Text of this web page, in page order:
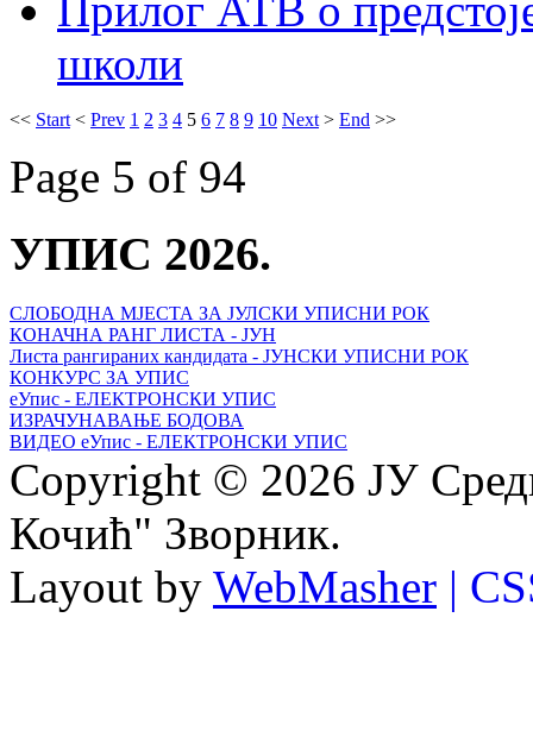
школи
<< Start < Prev 1 2 3 4 5 6 7 8 9 10 Next > End >>
Page 5 of 94
УПИС 2026.
СЛОБОДНА МЈЕСТА ЗА ЈУЛСКИ УПИСНИ РОК
КОНАЧНА РАНГ ЛИСТА - ЈУН
Листа рангираних кандидата - ЈУНСКИ УПИСНИ РОК
КОНКУРС ЗА УПИС
еУпис - ЕЛЕКТРОНСКИ УПИС
ИЗРАЧУНАВАЊЕ БОДОВА
ВИДЕО еУпис - ЕЛЕКТРОНСКИ УПИС
Copyright © 2026 ЈУ
Кочић" Зворник.
Layout by WebMasher |